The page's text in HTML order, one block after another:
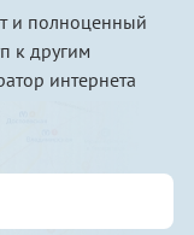
и полноценный
к другим
интернета